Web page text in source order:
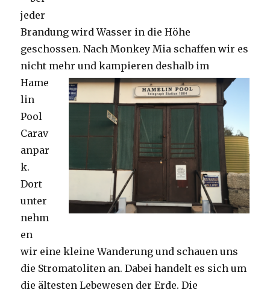
jeder
Brandung wird Wasser in die Höhe
geschossen. Nach Monkey Mia schaffen wir es
nicht mehr und kampieren deshalb im
Hame
lin
Pool
Carav
anpar
k.
Dort
unter
nehm
en
wir eine kleine Wanderung und schauen uns
die Stromatoliten an. Dabei handelt es sich um
die ältesten Lebewesen der Erde. Die